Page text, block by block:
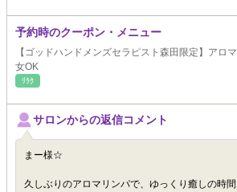
予約時のクーポン・メニュー
【ゴッドハンドメンズセラピスト森田限定】アロ
女OK
ﾘﾗｸ
サロンからの返信コメント
まー様☆
久しぶりのアロマリンパで、ゆっくり癒しの時